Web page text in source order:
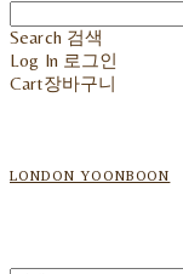
Search 검색
Log In 로그인
Cart장바구니
LONDON YOONBOON